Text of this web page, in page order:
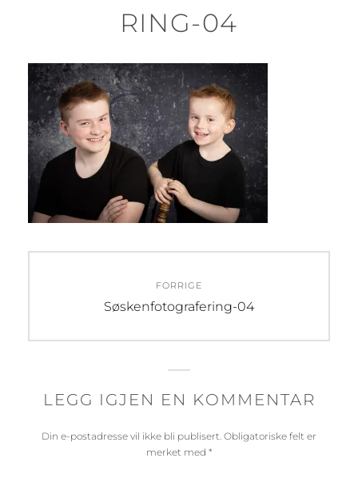
RING-04
FORRIGE
Forrige
Søskenfotografering-04
LEGG IGJEN EN KOMMENTAR
Din e-postadresse vil ikke bli publisert. Obligatoriske felt er
merket med *